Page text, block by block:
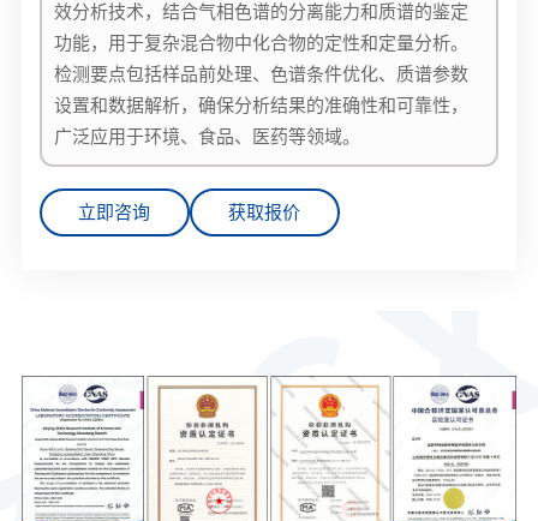
效分析技术，结合气相色谱的分离能力和质谱的鉴定
功能，用于复杂混合物中化合物的定性和定量分析。
检测要点包括样品前处理、色谱条件优化、质谱参数
设置和数据解析，确保分析结果的准确性和可靠性，
广泛应用于环境、食品、医药等领域。
立即咨询 获取报价